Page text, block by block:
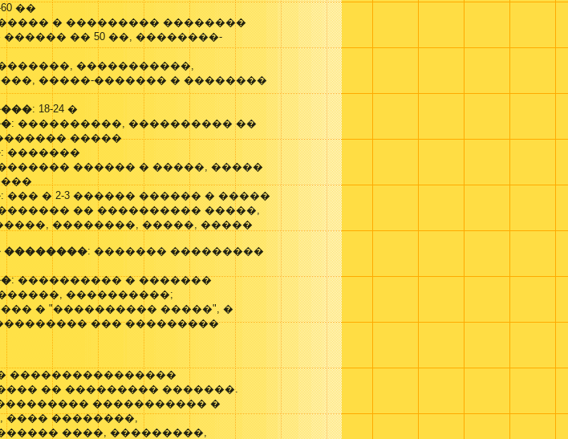
60 ��
� ��������� ��������
�� 50 ��, ��������-
�����������,
�����-������� � ��������
: 18-24 �
: ����������, ���������� ��
�����
: �������
������ � �����, �����
: ��� � 2-3 ������ ������ � �����
�� ���������� �����,
��������, �����, �����
��������: ������� ���������
: ���������� � �������
����������;
� "���������� �����", �
��� ���������
����������������
�� ��������� �������.
����������� �
���� ��������,
����, ���������,